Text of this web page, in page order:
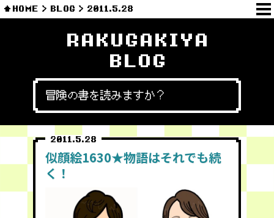
HOME BLOG 2011.5.28
RAKUGAKIYA
BLOG
冒険の書を読みますか？
2011.5.28
似顔絵1630★物語はそれでも続
く！